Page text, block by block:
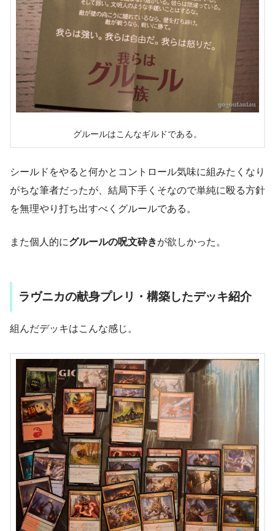
グルールはこんなギルドである。
シールドをやると何かとコントロール気味に組みたくなり
がちな筆者だったが、結局下手くそなので単純に殴る方針
を無理やり打ち出すべくグルールである。
また個人的にグルールの呪文砕きが欲しかった。
ラヴニカの献身プレリ・構築したデッキ紹介
組んだデッキはこんな感じ。